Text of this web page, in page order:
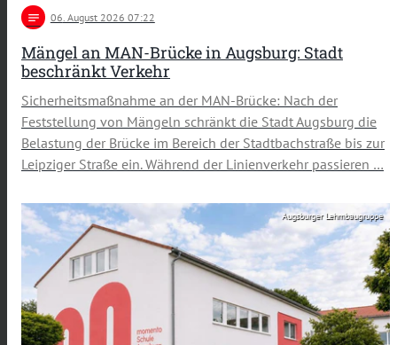
notes 06 . August 2026 07:22
Mängel an MAN-Brücke in Augsburg: Stadt
beschränkt Verkehr
Sicherheitsmaßnahme an der MAN-Brücke: Nach der
Feststellung von Mängeln schränkt die Stadt Augsburg die
Belastung der Brücke im Bereich der Stadtbachstraße bis zur
Leipziger Straße ein. Während der Linienverkehr passieren …
Augsburger Lehmbaugruppe